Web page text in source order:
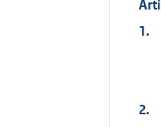
1.
2.